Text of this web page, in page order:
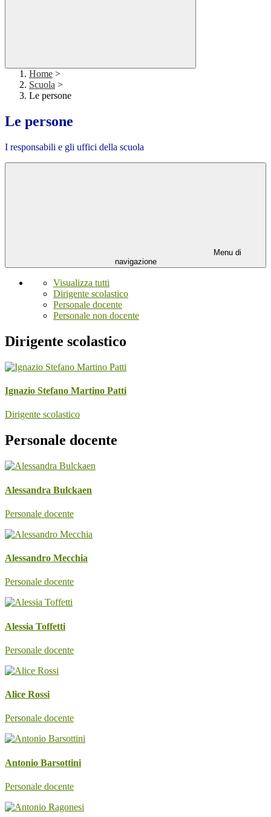
Home >
Scuola >
Le persone
Le persone
I responsabili e gli uffici della scuola
Menu di
navigazione
Visualizza tutti
Dirigente scolastico
Personale docente
Personale non docente
Dirigente scolastico
Ignazio Stefano Martino Patti
Dirigente scolastico
Personale docente
Alessandra Bulckaen
Personale docente
Alessandro Mecchia
Personale docente
Alessia Toffetti
Personale docente
Alice Rossi
Personale docente
Antonio Barsottini
Personale docente